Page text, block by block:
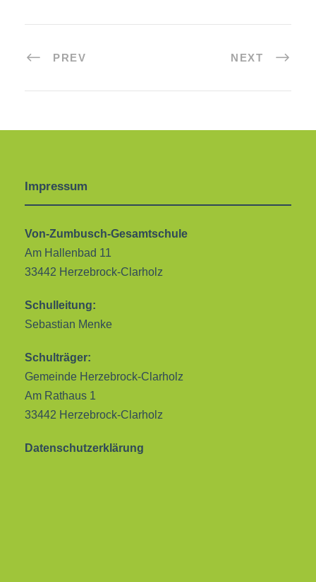
PREV NEXT
Impressum
Von-Zumbusch-Gesamtschule
Am Hallenbad 11
33442 Herzebrock-Clarholz
Schulleitung:
Sebastian Menke
Schulträger:
Gemeinde Herzebrock-Clarholz
Am Rathaus 1
33442 Herzebrock-Clarholz
Datenschutzerklärung